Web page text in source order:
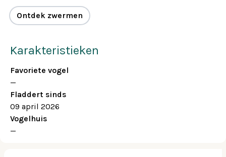
Ontdek zwermen
Karakteristieken
Favoriete vogel
—
Fladdert sinds
09 april 2026
Vogelhuis
—